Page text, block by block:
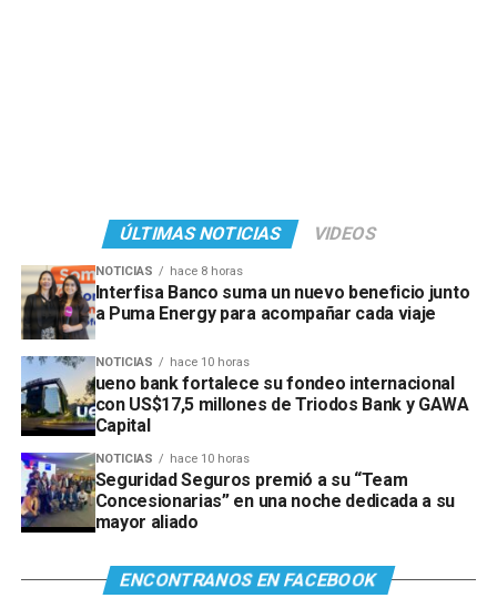
ÚLTIMAS NOTICIAS VIDEOS
NOTICIAS hace 8 horas
Interfisa Banco suma un nuevo beneficio junto
a Puma Energy para acompañar cada viaje
NOTICIAS hace 10 horas
ueno bank fortalece su fondeo internacional
con US$17,5 millones de Triodos Bank y GAWA
Capital
NOTICIAS hace 10 horas
Seguridad Seguros premió a su “Team
Concesionarias” en una noche dedicada a su
mayor aliado
ENCONTRANOS EN FACEBOOK